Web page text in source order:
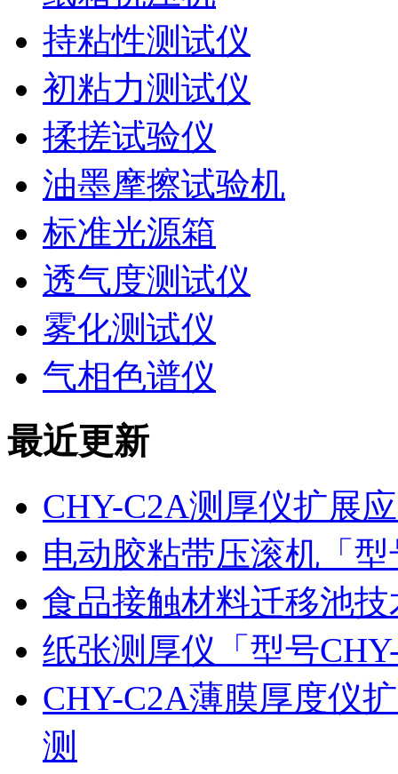
持粘性测试仪
初粘力测试仪
揉搓试验仪
油墨摩擦试验机
标准光源箱
透气度测试仪
雾化测试仪
气相色谱仪
最近更新
CHY-C2A测厚仪扩展
电动胶粘带压滚机「
食品接触材料迁移池
纸张测厚仪「型号
CHY-C2A薄膜厚度仪
测